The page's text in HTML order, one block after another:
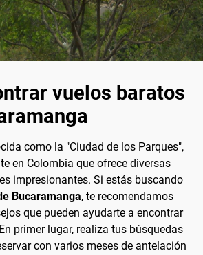
vuelos baratos
como la "Ciudad de los Parques",
en Colombia que ofrece diversas
impresionantes. Si estás buscando
Bucaramanga, te recomendamos
que pueden ayudarte a encontrar
primer lugar, realiza tus búsquedas
con varios meses de antelación